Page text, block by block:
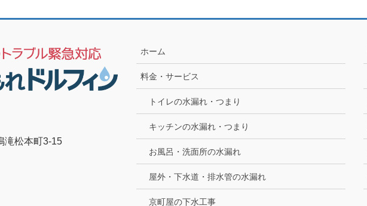
滝松本町3-15
ホーム
料金・サービス
トイレの水漏れ・つまり
キッチンの水漏れ・つまり
お風呂・洗面所の水漏れ
屋外・下水道・排水管の水漏れ
京町屋の下水工事